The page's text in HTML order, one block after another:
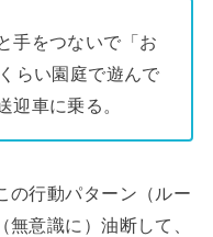
手をつないで「お
らい園庭で遊んで
迎車に乗る。
の行動パターン（ルー
意識に）油断して、